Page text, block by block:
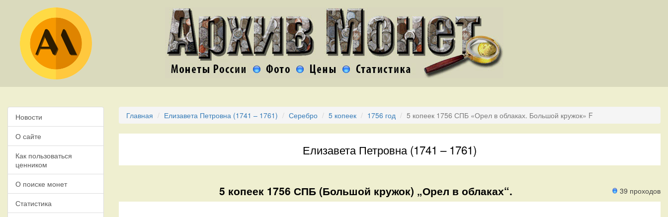
Новости
О сайте
Как пользоваться
ценником
О поиске монет
Статистика
Главная Елизавета Петровна (1741 – 1761) Серебро 5 копеек 1756 год 5 копеек 1756 СПБ «Орел в облаках. Большой кружок» F
Елизавета Петровна (1741 – 1761)
39 проходов
5 копеек 1756 СПБ (Большой кружок) „Орел в облаках“.